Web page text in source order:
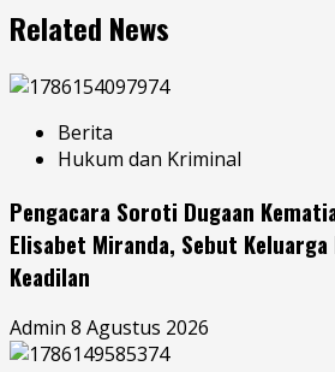
Related News
Berita
Hukum dan Kriminal
Pengacara Soroti Dugaan
Elisabet Miranda, Sebut Keluarga
Keadilan
Admin 8 Agustus 2026